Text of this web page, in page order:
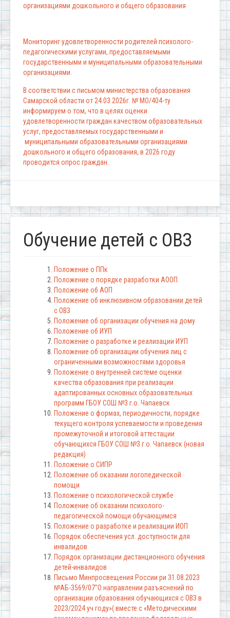
организациями дошкольного и общего образования
Мониторинг удовлетворенности родителей психолого-
педагогическими услугами, предоставляемыми
государственными и муниципальными образовательными
организациями.
В соответствии с письмом министерства образования
Самарской области от 24.03.2026г. № МО/404-ту
информируем о том, что в целях оценки
удовлетворенности граждан качеством образовательных
услуг, предоставляемых государственными и
муниципальными образовательными организациями
дошкольного и общего образования, в 2026 году
проводится опрос граждан.
Обучение детей с ОВЗ
Положение о ППк
Положение о порядке разработки АООП
Положение об АОП
Положение об инклюзивном образовании детей
с ОВЗ
Положение об организации обучения на дому
Положение об ИУП
Положение о разработке и реализации ИУП
Положение об организации обучения лиц с
ограниченными возможностями здоровья
Положение о внутренней системе оценки
качества образования при реализации
адаптированных основных образовательных
программ ГБОУ СОШ №3 г.о. Чапаевск
Положение о формах, периодичности, порядке
текущего контроля успеваемости и проведения
промежуточной и итоговой аттестации
обучающихся ГБОУ СОШ №3 г.о. Чапаевск (новая
редакция)
Положение о СИПР
Положение об оказании логопедической
помощи
Положение о психологической службе
Положение об оказании психолого-
педагогической помощи обучающимся
Положение о разработке и реализации ИОП
Порядок обеспечения усл. доступности для
инвалидов
Порядок организации дистанционного обучения
детей-инвалидов
Письмо Минпросвещения России ри 31.08.2023
№АБ-3569/07″О направлении разъяснений по
организации образования обучающихся с ОВЗ в
2023/2024 уч году»( вместе с «Методическими